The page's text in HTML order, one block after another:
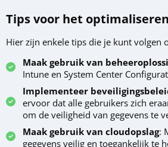
Tips voor het
Hier zijn enkele tips die je kunt volgen
Maak gebruik van
Intune en System Center
Implementeer
ervoor dat alle gebruikers zich
om de veiligheid van gegevens te
Maak gebruik van cloudopslag:
gegevens veilig en toegankelijk te